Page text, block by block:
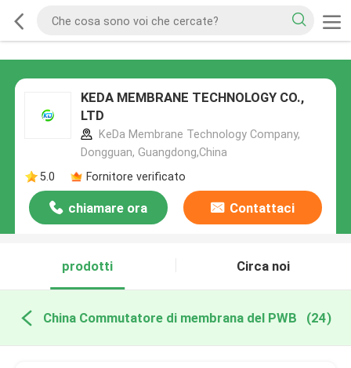
KEDA MEMBRANE TECHNOLOGY CO.,
LTD
KeDa Membrane Technology Company,
Dongguan, Guangdong,China
5.0
Fornitore verificato
chiamare ora Contattaci
prodotti Circa noi
China Commutatore di membrana del PWB (24)